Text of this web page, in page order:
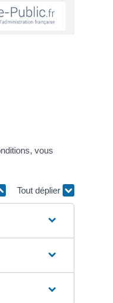
vous
Tout déplier